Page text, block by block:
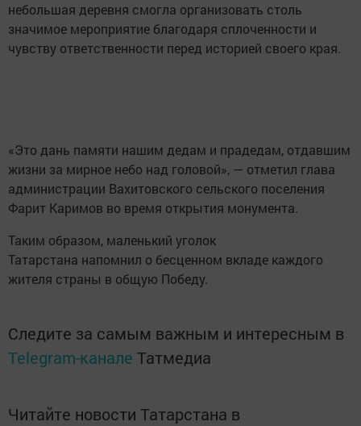
небольшая деревня смогла организовать столь
значимое мероприятие благодаря сплоченности и
чувству ответственности перед историей своего края.
«Это дань памяти нашим дедам и прадедам, отдавшим
жизни за мирное небо над головой», — отметил глава
администрации Вахитовского сельского поселения
Фарит Каримов во время открытия монумента.
Таким образом, маленький уголок
Татарстана напомнил о бесценном вкладе каждого
жителя страны в общую Победу.
Следите за самым важным и интересным в
Telegram-канале Татмедиа
Читайте новости Татарстана в